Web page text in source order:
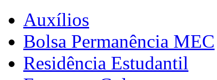
Auxílios
Bolsa Permanência MEC
Residência Estudantil